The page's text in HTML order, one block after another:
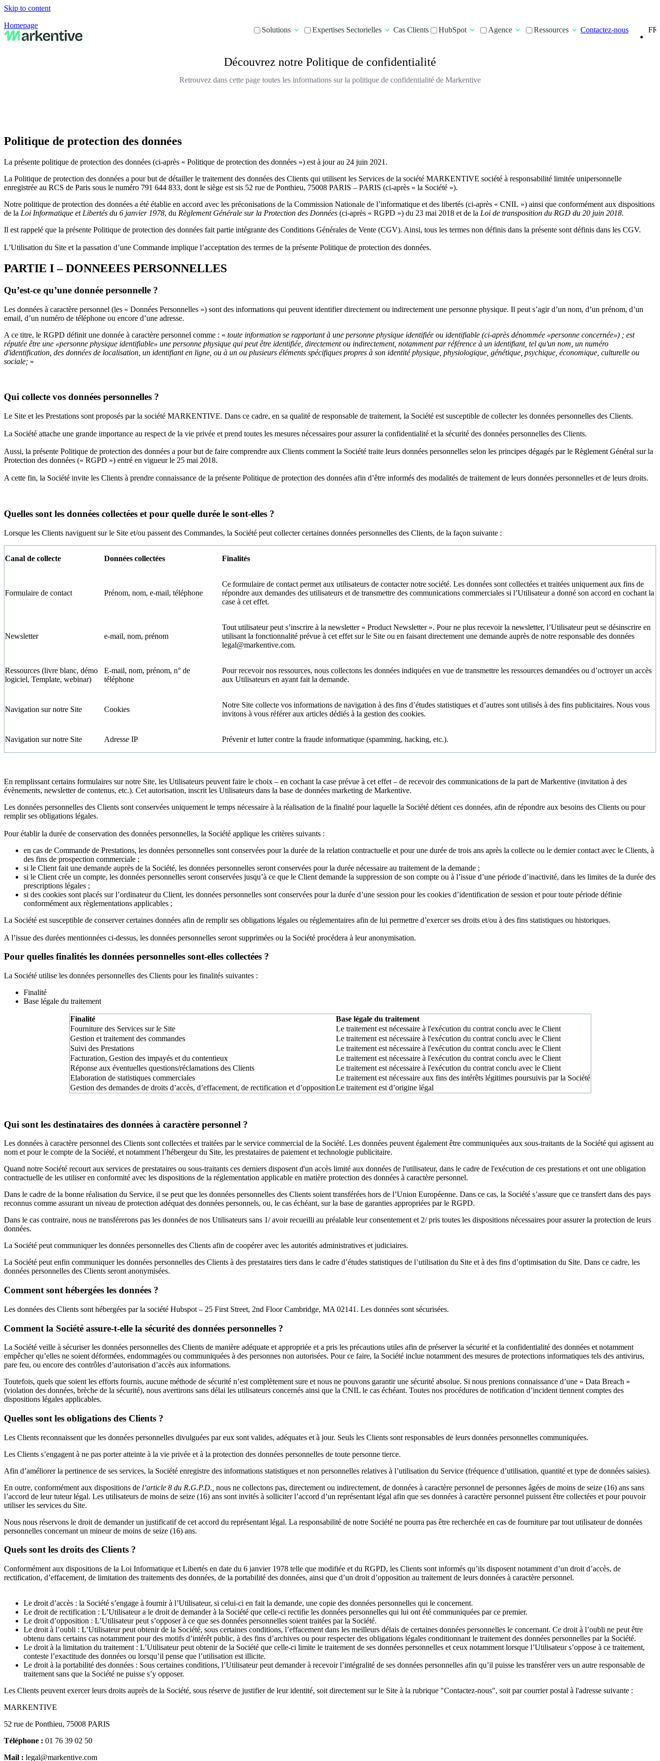
Skip to content
Homepage
Solutions Expertises Sectorielles Cas Clients HubSpot Agence Ressources Contactez-nous
Découvrez notre Politique de confidentialité
Retrouvez dans cette page toutes les informations sur la politique de confidentialité de Markentive
Politique de protection des données
La présente politique de protection des données (ci-après « Politique de protection des données ») est à jour au 24 juin 2021.
La Politique de protection des données a pour but de détailler le traitement des données des Clients qui utilisent les Services de la société MARKENTIVE société à responsabilité limitée unipersonnelle
enregistrée au RCS de Paris sous le numéro 791 644 833, dont le siège est sis 52 rue de Ponthieu, 75008 PARIS – PARIS (ci-après « la Société »).
Notre politique de protection des données a été établie en accord avec les préconisations de la Commission Nationale de l’informatique et des libertés (ci-après « CNIL ») ainsi que conformément aux dispositions
de la Loi Informatique et Libertés du 6 janvier 1978, du Règlement Générale sur la Protection des Données (ci-après « RGPD ») du 23 mai 2018 et de la Loi de transposition du RGD du 20 juin 2018.
Il est rappelé que la présente Politique de protection des données fait partie intégrante des Conditions Générales de Vente (CGV). Ainsi, tous les termes non définis dans la présente sont définis dans les CGV.
L’Utilisation du Site et la passation d’une Commande implique l’acceptation des termes de la présente Politique de protection des données.
PARTIE I – DONNEEES PERSONNELLES
Qu’est-ce qu’une donnée personnelle ?
Les données à caractère personnel (les « Données Personnelles ») sont des informations qui peuvent identifier directement ou indirectement une personne physique. Il peut s’agir d’un nom, d’un prénom, d’un
email, d’un numéro de téléphone ou encore d’une adresse.
A ce titre, le RGPD définit une donnée à caractère personnel comme : « toute information se rapportant à une personne physique identifiée ou identifiable (ci-après dénommée «personne concernée») ; est
réputée être une «personne physique identifiable» une personne physique qui peut être identifiée, directement ou indirectement, notamment par référence à un identifiant, tel qu'un nom, un numéro
d'identification, des données de localisation, un identifiant en ligne, ou à un ou plusieurs éléments spécifiques propres à son identité physique, physiologique, génétique, psychique, économique, culturelle ou
sociale; »
Qui collecte vos données personnelles ?
Le Site et les Prestations sont proposés par la société MARKENTIVE. Dans ce cadre, en sa qualité de responsable de traitement, la Société est susceptible de collecter les données personnelles des Clients.
La Société attache une grande importance au respect de la vie privée et prend toutes les mesures nécessaires pour assurer la confidentialité et la sécurité des données personnelles des Clients.
Aussi, la présente Politique de protection des données a pour but de faire comprendre aux Clients comment la Société traite leurs données personnelles selon les principes dégagés par le Règlement Général sur la
Protection des données (« RGPD ») entré en vigueur le 25 mai 2018.
A cette fin, la Société invite les Clients à prendre connaissance de la présente Politique de protection des données afin d’être informés des modalités de traitement de leurs données personnelles et de leurs droits.
Quelles sont les données collectées et pour quelle durée le sont-elles ?
Lorsque les Clients naviguent sur le Site et/ou passent des Commandes, la Société peut collecter certaines données personnelles des Clients, de la façon suivante :
Canal de collecte Données collectées Finalités
Formulaire de contact Prénom, nom, e-mail, téléphone
Ce formulaire de contact permet aux utilisateurs de contacter notre société. Les données sont collectées et traitées uniquement aux fins de
répondre aux demandes des utilisateurs et de transmettre des communications commerciales si l’Utilisateur a donné son accord en cochant la
case à cet effet.
Newsletter e-mail, nom, prénom
Tout utilisateur peut s’inscrire à la newsletter « Product Newsletter ». Pour ne plus recevoir la newsletter, l’Utilisateur peut se désinscrire en
utilisant la fonctionnalité prévue à cet effet sur le Site ou en faisant directement une demande auprès de notre responsable des données
legal@markentive.com.
Ressources (livre blanc, démo
logiciel, Template, webinar)
E-mail, nom, prénom, n° de
téléphone
Pour recevoir nos ressources, nous collectons les données indiquées en vue de transmettre les ressources demandées ou d’octroyer un accès
aux Utilisateurs en ayant fait la demande.
Navigation sur notre Site Cookies
Notre Site collecte vos informations de navigation à des fins d’études statistiques et d’autres sont utilisés à des fins publicitaires. Nous vous
invitons à vous référer aux articles dédiés à la gestion des cookies.
Navigation sur notre Site Adresse IP Prévenir et lutter contre la fraude informatique (spamming, hacking, etc.).
En remplissant certains formulaires sur notre Site, les Utilisateurs peuvent faire le choix – en cochant la case prévue à cet effet – de recevoir des communications de la part de Markentive (invitation à des
évènements, newsletter de contenus, etc.). Cet autorisation, inscrit les Utilisateurs dans la base de données marketing de Markentive.
Les données personnelles des Clients sont conservées uniquement le temps nécessaire à la réalisation de la finalité pour laquelle la Société détient ces données, afin de répondre aux besoins des Clients ou pour
remplir ses obligations légales.
Pour établir la durée de conservation des données personnelles, la Société applique les critères suivants :
en cas de Commande de Prestations, les données personnelles sont conservées pour la durée de la relation contractuelle et pour une durée de trois ans après la collecte ou le dernier contact avec le Clients, à
des fins de prospection commerciale ;
si le Client fait une demande auprès de la Société, les données personnelles seront conservées pour la durée nécessaire au traitement de la demande ;
si le Client crée un compte, les données personnelles seront conservées jusqu’à ce que le Client demande la suppression de son compte ou à l’issue d’une période d’inactivité, dans les limites de la durée des
prescriptions légales ;
si des cookies sont placés sur l’ordinateur du Client, les données personnelles sont conservées pour la durée d’une session pour les cookies d’identification de session et pour toute période définie
conformément aux règlementations applicables ;
La Société est susceptible de conserver certaines données afin de remplir ses obligations légales ou réglementaires afin de lui permettre d’exercer ses droits et/ou à des fins statistiques ou historiques.
A l’issue des durées mentionnées ci-dessus, les données personnelles seront supprimées ou la Société procédera à leur anonymisation.
Pour quelles finalités les données personnelles sont-elles collectées ?
La Société utilise les données personnelles des Clients pour les finalités suivantes :
Finalité
Base légale du traitement
Finalité
Base légale du traitement
Fourniture des Services sur le Site
Le traitement est nécessaire à l'exécution du contrat conclu avec le Client
Gestion et traitement des commandes
Le traitement est nécessaire à l'exécution du contrat conclu avec le Client
Suivi des Prestations
Le traitement est nécessaire à l'exécution du contrat conclu avec le Client
Facturation, Gestion des impayés et du contentieux
Le traitement est nécessaire à l'exécution du contrat conclu avec le Client
Réponse aux éventuelles questions/réclamations des Clients
Le traitement est nécessaire à l'exécution du contrat conclu avec le Client
Elaboration de statistiques commerciales
Le traitement est nécessaire aux fins des intérêts légitimes poursuivis par la Société
Gestion des demandes de droits d’accès, d’effacement, de rectification et d’oppositionLe traitement est d’origine légal
Qui sont les destinataires des données à caractère personnel ?
Les données à caractère personnel des Clients sont collectées et traitées par le service commercial de la Société. Les données peuvent également être communiquées aux sous-traitants de la Société qui agissent au
nom et pour le compte de la Société, et notamment l’hébergeur du Site, les prestataires de paiement et technologie publicitaire.
Quand notre Société recourt aux services de prestataires ou sous-traitants ces derniers disposent d'un accès limité aux données de l'utilisateur, dans le cadre de l'exécution de ces prestations et ont une obligation
contractuelle de les utiliser en conformité avec les dispositions de la réglementation applicable en matière protection des données à caractère personnel.
Dans le cadre de la bonne réalisation du Service, il se peut que les données personnelles des Clients soient transférées hors de l’Union Européenne. Dans ce cas, la Société s’assure que ce transfert dans des pays
reconnus comme assurant un niveau de protection adéquat des données personnels, ou, le cas échéant, sur la base de garanties appropriées par le RGPD.
Dans le cas contraire, nous ne transférerons pas les données de nos Utilisateurs sans 1/ avoir recueilli au préalable leur consentement et 2/ pris toutes les dispositions nécessaires pour assurer la protection de leurs
données.
La Société peut communiquer les données personnelles des Clients afin de coopérer avec les autorités administratives et judiciaires.
La Société peut enfin communiquer les données personnelles des Clients à des prestataires tiers dans le cadre d’études statistiques de l’utilisation du Site et à des fins d’optimisation du Site. Dans ce cadre, les
données personnelles des Clients seront anonymisées.
Comment sont hébergées les données ?
Les données des Clients sont hébergées par la société Hubspot – 25 First Street, 2nd Floor Cambridge, MA 02141. Les données sont sécurisées.
Comment la Société assure-t-elle la sécurité des données personnelles ?
La Société veille à sécuriser les données personnelles des Clients de manière adéquate et appropriée et a pris les précautions utiles afin de préserver la sécurité et la confidentialité des données et notamment
empêcher qu’elles ne soient déformées, endommagées ou communiquées à des personnes non autorisées. Pour ce faire, la Société inclue notamment des mesures de protections informatiques tels des antivirus,
pare feu, ou encore des contrôles d’autorisation d’accès aux informations.
Toutefois, quels que soient les efforts fournis, aucune méthode de sécurité n’est complètement sure et nous ne pouvons garantir une sécurité absolue. Si nous prenions connaissance d’une « Data Breach »
(violation des données, brèche de la sécurité), nous avertirons sans délai les utilisateurs concernés ainsi que la CNIL le cas échéant. Toutes nos procédures de notification d’incident tiennent comptes des
dispositions légales applicables.
Quelles sont les obligations des Clients ?
Les Clients reconnaissent que les données personnelles divulguées par eux sont valides, adéquates et à jour. Seuls les Clients sont responsables de leurs données personnelles communiquées.
Les Clients s’engagent à ne pas porter atteinte à la vie privée et à la protection des données personnelles de toute personne tierce.
Afin d’améliorer la pertinence de ses services, la Société enregistre des informations statistiques et non personnelles relatives à l’utilisation du Service (fréquence d’utilisation, quantité et type de données saisies).
En outre, conformément aux dispositions de l’article 8 du R.G.P.D., nous ne collectons pas, directement ou indirectement, de données à caractère personnel de personnes âgées de moins de seize (16) ans sans
l’accord de leur tuteur légal. Les utilisateurs de moins de seize (16) ans sont invités à solliciter l’accord d’un représentant légal afin que ses données à caractère personnel puissent être collectées et pour pouvoir
utiliser les services du Site.
Nous nous réservons le droit de demander un justificatif de cet accord du représentant légal. La responsabilité de notre Société ne pourra pas être recherchée en cas de fourniture par tout utilisateur de données
personnelles concernant un mineur de moins de seize (16) ans.
Quels sont les droits des Clients ?
Conformément aux dispositions de la Loi Informatique et Libertés en date du 6 janvier 1978 telle que modifiée et du RGPD, les Clients sont informés qu’ils disposent notamment d’un droit d’accès, de
rectification, d’effacement, de limitation des traitements des données, de la portabilité des données, ainsi que d’un droit d’opposition au traitement de leurs données à caractère personnel.
Le droit d’accès : la Société s’engage à fournir à l’Utilisateur, si celui-ci en fait la demande, une copie des données personnelles qui le concernent.
Le droit de rectification : L’Utilisateur a le droit de demander à la Société que celle-ci rectifie les données personnelles qui lui ont été communiquées par ce premier.
Le droit d’opposition : L’Utilisateur peut s’opposer à ce que ses données personnelles soient traitées par la Société.
Le droit à l’oubli : L’Utilisateur peut obtenir de la Société, sous certaines conditions, l’effacement dans les meilleurs délais de certaines données personnelles le concernant. Ce droit à l’oubli ne peut être
obtenu dans certains cas notamment pour des motifs d’intérêt public, à des fins d’archives ou pour respecter des obligations légales conditionnant le traitement des données personnelles par la Société.
Le droit à la limitation du traitement : L’Utilisateur peut obtenir de la Société que celle-ci limite le traitement de ses données personnelles et ceux notamment lorsque l’Utilisateur s’oppose à ce traitement,
conteste l’exactitude des données ou lorsqu’il pense que l’utilisation est illicite.
Le droit à la portabilité des données : Sous certaines conditions, l’Utilisateur peut demander à recevoir l’intégralité de ses données personnelles afin qu’il puisse les transférer vers un autre responsable de
traitement sans que la Société ne puisse s’y opposer.
Les Clients peuvent exercer leurs droits auprès de la Société, sous réserve de justifier de leur identité, soit directement sur le Site à la rubrique "Contactez-nous", soit par courrier postal à l'adresse suivante :
MARKENTIVE
52 rue de Ponthieu, 75008 PARIS
Téléphone : 01 76 39 02 50
Mail : legal@markentive.com